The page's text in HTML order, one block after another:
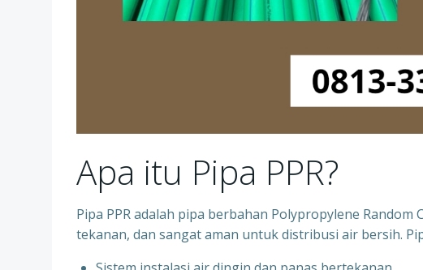
Apa itu Pipa PPR?
Pipa PPR adalah pipa berbahan Polypropylene
tekanan, dan sangat aman untuk distribusi air bersih.